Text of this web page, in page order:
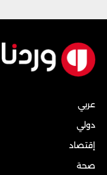
عربي
دولي
إقتصاد
صحة